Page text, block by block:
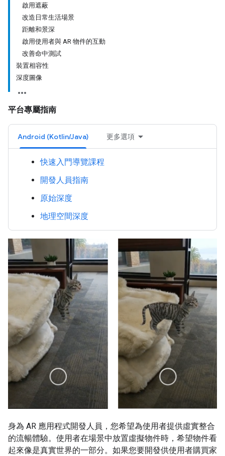
啟用遮蔽
改造日常生活場景
距離和景深
啟用使用者與 AR 物件的互動
改善命中測試
裝置相容性
深度圖像
平台專屬指南
Android (Kotlin/Java) 更多選項
快速入門導覽課程
開發人員指南
原始深度
地理空間深度
身為 AR 應用程式開發人員，您希望為使用者提供虛實整合
的流暢體驗。使用者在場景中放置虛擬物件時，希望物件看
起來像是真實世界的一部分。如果您要開發供使用者購買家